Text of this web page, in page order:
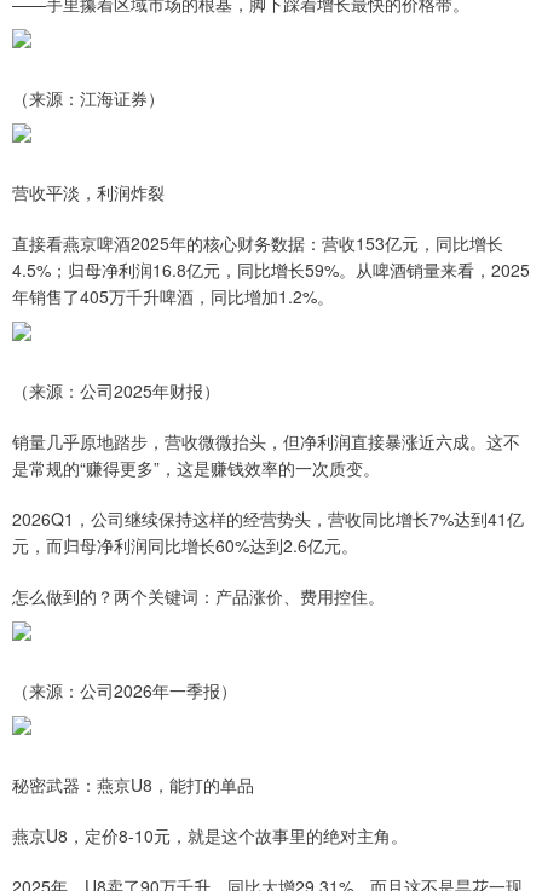
（来源：江海证券）
营收平淡，利润炸裂
直接看燕京啤酒2025年的核心财务数据：营收153亿元，同比增长
4.5%；归母净利润16.8亿元，同比增长59%。从啤酒销量来看，2025
年销售了405万千升啤酒，同比增加1.2%。
（来源：公司2025年财报）
销量几乎原地踏步，营收微微抬头，但净利润直接暴涨近六成。这不
是常规的“赚得更多”，这是赚钱效率的一次质变。
2026Q1，公司继续保持这样的经营势头，营收同比增长7%达到41亿
元，而归母净利润同比增长60%达到2.6亿元。
怎么做到的？两个关键词：产品涨价、费用控住。
（来源：公司2026年一季报）
秘密武器：燕京U8，能打的单品
燕京U8，定价8-10元，就是这个故事里的绝对主角。